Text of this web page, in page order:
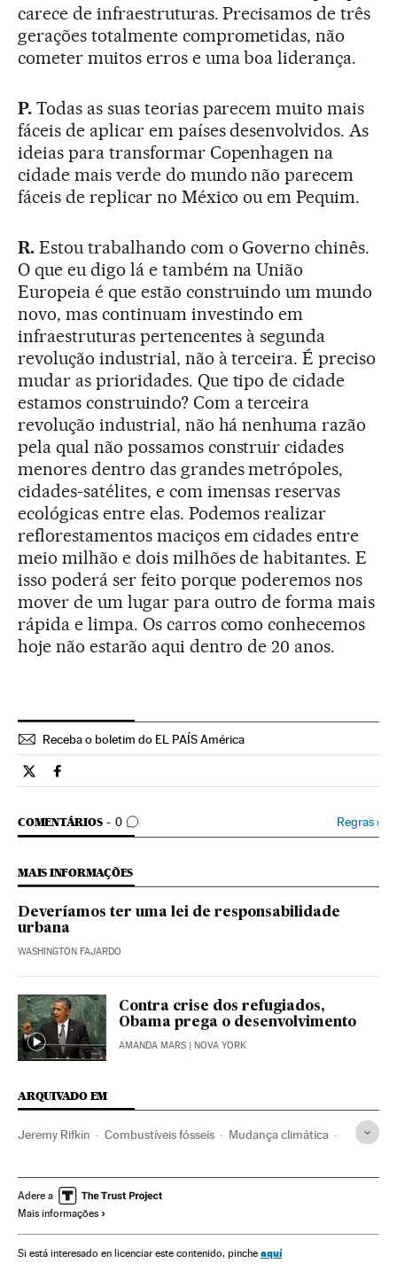
carece de infraestruturas. Precisamos de três
gerações totalmente comprometidas, não
cometer muitos erros e uma boa liderança.
P.Todas as suas teorias parecem muito mais
fáceis de aplicar em países desenvolvidos. As
ideias para transformar Copenhagen na
cidade mais verde do mundo não parecem
fáceis de replicar no México ou em Pequim.
R.Estou trabalhando com o Governo chinês.
O que eu digo lá e também na União
Europeia é que estão construindo um mundo
novo, mas continuam investindo em
infraestruturas pertencentes à segunda
revolução industrial, não à terceira. É preciso
mudar as prioridades. Que tipo de cidade
estamos construindo? Com a terceira
revolução industrial, não há nenhuma razão
pela qual não possamos construir cidades
menores dentro das grandes metrópoles,
cidades-satélites, e com imensas reservas
ecológicas entre elas. Podemos realizar
reflorestamentos maciços em cidades entre
meio milhão e dois milhões de habitantes. E
isso poderá ser feito porque poderemos nos
mover de um lugar para outro de forma mais
rápida e limpa. Os carros como conhecemos
hoje não estarão aqui dentro de 20 anos.
Receba o boletim do EL PAÍS América
Tecnologia El País Brasil en Twitter
Tecnologia El País Brasil en Facebook
COMENTÁRIOS 0
COMENTÁRIOS Regras›
MAIS INFORMAÇÕES
Deveríamos ter uma lei de responsabilidade
urbana
WASHINGTON FAJARDO
Contra crise dos refugiados,
Obama prega o desenvolvimento
AMANDA MARS | NOVA YORK
ARQUIVADO EM
Jeremy Rifkin Combustíveis fósseis Mudança climática
Problemas ambientais Energia não renovável
Organizações internacionais
Relações exteriores Energia Meio ambiente
Adere a
Mais informações
Si está interesado en licenciar este contenido, pinche aquí